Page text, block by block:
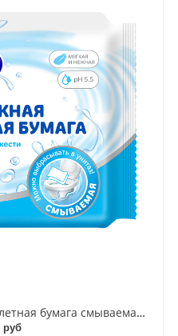
Smart Comfort Влажная туалетная бумага смываемая 42 шт
руб